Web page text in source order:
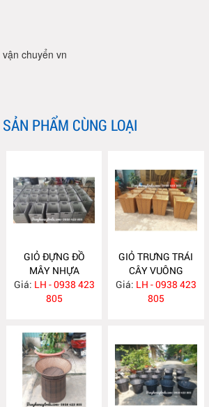
vận chuyển vn
SẢN PHẨM CÙNG LOẠI
GIỎ ĐỰNG ĐỒ
MÂY NHỰA
NH405
Giá: LH - 0938 423
805
GIỎ TRƯNG TRÁI
CÂY VUÔNG
NH400
Giá: LH - 0938 423
805